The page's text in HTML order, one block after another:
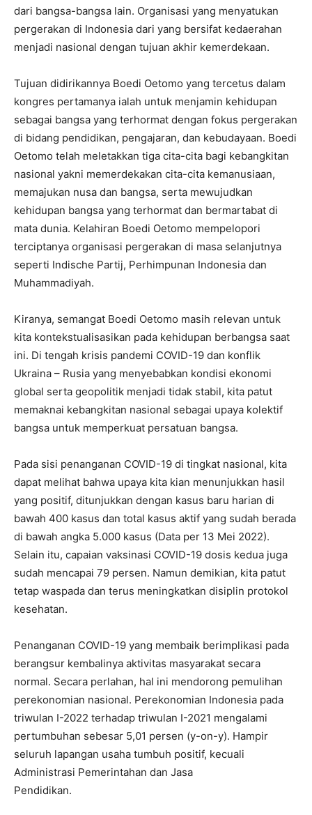
dari bangsa-bangsa lain. Organisasi yang menyatukan
pergerakan di Indonesia dari yang bersifat kedaerahan
menjadi nasional dengan tujuan akhir kemerdekaan.
Tujuan didirikannya Boedi Oetomo yang tercetus dalam
kongres pertamanya ialah untuk menjamin kehidupan
sebagai bangsa yang terhormat dengan fokus pergerakan
di bidang pendidikan, pengajaran, dan kebudayaan. Boedi
Oetomo telah meletakkan tiga cita-cita bagi kebangkitan
nasional yakni memerdekakan cita-cita kemanusiaan,
memajukan nusa dan bangsa, serta mewujudkan
kehidupan bangsa yang terhormat dan bermartabat di
mata dunia. Kelahiran Boedi Oetomo mempelopori
terciptanya organisasi pergerakan di masa selanjutnya
seperti Indische Partij, Perhimpunan Indonesia dan
Muhammadiyah.
Kiranya, semangat Boedi Oetomo masih relevan untuk
kita kontekstualisasikan pada kehidupan berbangsa saat
ini. Di tengah krisis pandemi COVID-19 dan konflik
Ukraina – Rusia yang menyebabkan kondisi ekonomi
global serta geopolitik menjadi tidak stabil, kita patut
memaknai kebangkitan nasional sebagai upaya kolektif
bangsa untuk memperkuat persatuan bangsa.
Pada sisi penanganan COVID-19 di tingkat nasional, kita
dapat melihat bahwa upaya kita kian menunjukkan hasil
yang positif, ditunjukkan dengan kasus baru harian di
bawah 400 kasus dan total kasus aktif yang sudah berada
di bawah angka 5.000 kasus (Data per 13 Mei 2022).
Selain itu, capaian vaksinasi COVID-19 dosis kedua juga
sudah mencapai 79 persen. Namun demikian, kita patut
tetap waspada dan terus meningkatkan disiplin protokol
kesehatan.
Penanganan COVID-19 yang membaik berimplikasi pada
berangsur kembalinya aktivitas masyarakat secara
normal. Secara perlahan, hal ini mendorong pemulihan
perekonomian nasional. Perekonomian Indonesia pada
triwulan I-2022 terhadap triwulan I-2021 mengalami
pertumbuhan sebesar 5,01 persen (y-on-y). Hampir
seluruh lapangan usaha tumbuh positif, kecuali
Administrasi Pemerintahan dan Jasa
Pendidikan.